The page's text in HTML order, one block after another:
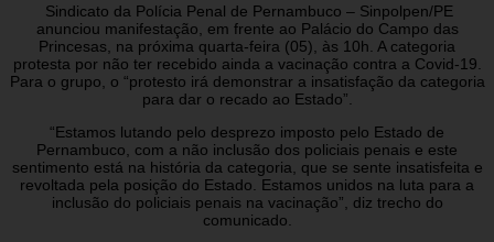
Sindicato da Polícia Penal de Pernambuco – Sinpolpen/PE
anunciou manifestação, em frente ao Palácio do Campo das
Princesas, na próxima quarta-feira (05), às 10h. A categoria
protesta por não ter recebido ainda a vacinação contra a Covid-19.
Para o grupo, o “protesto irá demonstrar a insatisfação da categoria
para dar o recado ao Estado”.
“Estamos lutando pelo desprezo imposto pelo Estado de
Pernambuco, com a não inclusão dos policiais penais e este
sentimento está na história da categoria, que se sente insatisfeita e
revoltada pela posição do Estado. Estamos unidos na luta para a
inclusão do policiais penais na vacinação”, diz trecho do
comunicado.